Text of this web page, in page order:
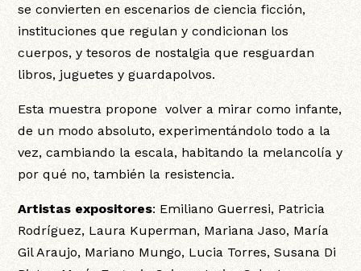
se convierten en escenarios de ciencia ficción,
instituciones que regulan y condicionan los
cuerpos, y tesoros de nostalgia que resguardan
libros, juguetes y guardapolvos.
Esta muestra propone volver a mirar como infante,
de un modo absoluto, experimentándolo todo a la
vez, cambiando la escala, habitando la melancolía y
por qué no, también la resistencia.
Artistas expositores: Emiliano Guerresi, Patricia
Rodríguez, Laura Kuperman, Mariana Jaso, María
Gil Araujo, Mariano Mungo, Lucia Torres, Susana Di